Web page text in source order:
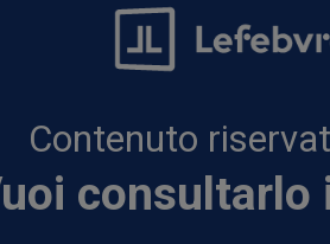
Contenuto
consultarlo